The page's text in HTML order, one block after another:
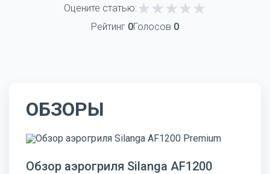
Оцените статью:
Рейтинг 0Голосов 0
ОБЗОРЫ
Обзор аэрогриля Silanga AF1200